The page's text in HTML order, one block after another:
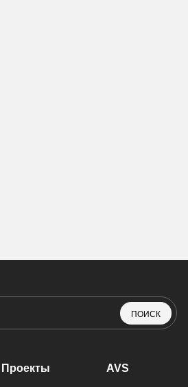
ПОИСК
Проекты AVS